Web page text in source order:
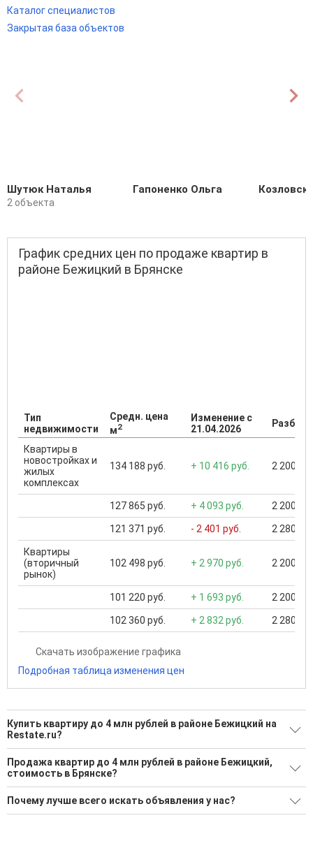
Каталог специалистов
Закрытая база объектов
Шутюк Наталья
2 объекта
Гапоненко Ольга
График средних цен по продаже квартир в
районе Бежицкий в Брянске
Тип
недвижимости
Средн. цена
м2
Изменение с
21.04.2026
Квартиры в
новостройках и
жилых
комплексах
134 188 руб. + 10 416 руб. 2 200
127 865 руб. + 4 093 руб. 2 200
121 371 руб. - 2 401 руб. 2 280
Квартиры
(вторичный
рынок)
102 498 руб. + 2 970 руб. 2 200
101 220 руб. + 1 693 руб. 2 200
102 360 руб. + 2 832 руб. 2 280
Скачать изображение графика
Подробная таблица изменения цен
Купить квартиру до 4 млн рублей в районе Бежицкий на
Restate.ru?
Поможем Купить квартиру до 4 млн рублей в районе
Бежицкий?
125 актуальных и проверенных объявлений
Воспользуйтесь нашим поиском по новостройкам, для
Продажа квартир до 4 млн рублей в районе Бежицкий,
стоимость в Брянске?
Минимальная цена: 1 500 000 Р. Максимальная цена: 4 000
000 Р; Средняя: 2 988 734 Р
Почему лучше всего искать объявления у нас?